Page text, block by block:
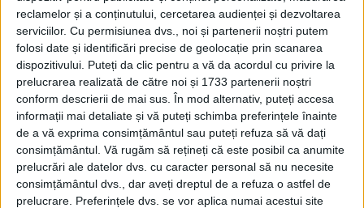
reclamelor și a conținutului, cercetarea audienței și dezvoltarea
serviciilor. Cu permisiunea dvs., noi și partenerii noștri putem
folosi date și identificări precise de geolocație prin scanarea
dispozitivului. Puteți da clic pentru a vă da acordul cu privire la
prelucrarea realizată de către noi și 1733 partenerii noștri
conform descrierii de mai sus. În mod alternativ, puteți accesa
informații mai detaliate și vă puteți schimba preferințele înainte
de a vă exprima consimțământul sau puteți refuza să vă dați
consimțământul. Vă rugăm să rețineți că este posibil ca anumite
prelucrări ale datelor dvs. cu caracter personal să nu necesite
consimțământul dvs., dar aveți dreptul de a refuza o astfel de
prelucrare. Preferințele dvs. se vor aplica numai acestui site
anterior că nici SUA, nici afganii nu
cunoșteau numărul real de soldați și
polițiști.
CORUPȚIE GENERALIZATĂ
Mai mult, Payenda, care a fugit din
Afganistan, susține că unii dintre liderii
afgani sprijiniți de americani primeau bani